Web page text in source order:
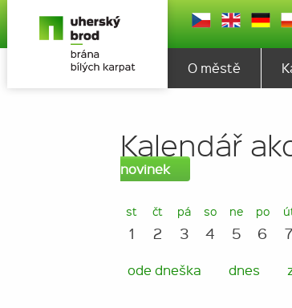
O městě
Kalendář
novinek
st
1
čt
2
pá
3
so
4
ne
5
po
6 7
ode dneška dnes